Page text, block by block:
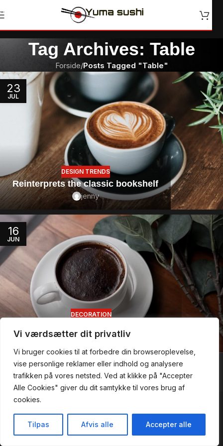
Vi værdsætter dit privatliv
Vi bruger cookies til at forbedre din browseroplevelse,
vise personlige reklamer eller indhold og analysere
trafikken på vores netsted. Ved at klikke på "Accepter
Alle Cookies" giver du dit samtykke til vores brug af
cookies.
Tilpas Afvis alle Accepter alle
Skip to navigation
Tag Archives: Table
Forside/Posts Tagged "Table"
23
JUL
DESIGN TRENDS
Reinterprets the classic bookshelf
jenny
16
JUN
DECORATION
jenny
Yuma Sushi Restaurant @ 2020 | Powered byNemBestil ApS